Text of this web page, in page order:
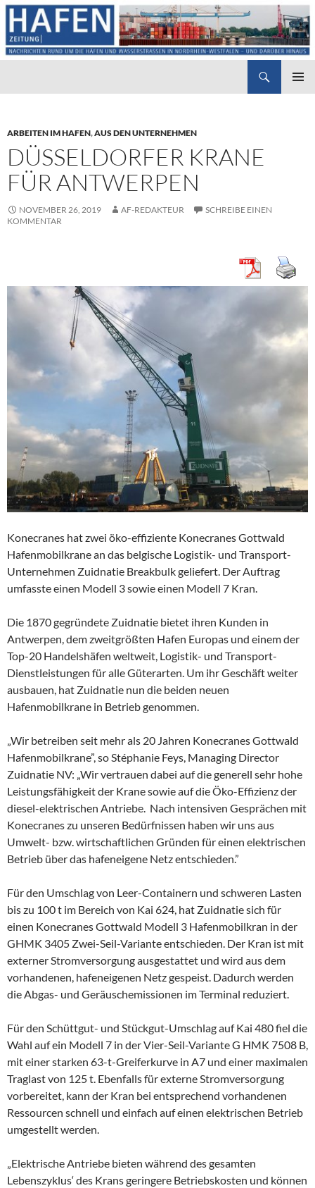
ARBEITEN IM HAFEN,AUS DEN UNTERNEHMEN
DÜSSELDORFER KRANE
FÜR ANTWERPEN
NOVEMBER 26, 2019 AF-REDAKTEUR
SCHREIBE EINEN
KOMMENTAR
Konecranes hat zwei öko-effiziente Konecranes Gottwald
Hafenmobilkrane an das belgische Logistik- und Transport-
Unternehmen Zuidnatie Breakbulk geliefert. Der Auftrag
umfasste einen Modell 3 sowie einen Modell 7 Kran.
Die 1870 gegründete Zuidnatie bietet ihren Kunden in
Antwerpen, dem zweitgrößten Hafen Europas und einem der
Top-20 Handelshäfen weltweit, Logistik- und Transport-
Dienstleistungen für alle Güterarten. Um ihr Geschäft weiter
ausbauen, hat Zuidnatie nun die beiden neuen
Hafenmobilkrane in Betrieb genommen.
„Wir betreiben seit mehr als 20 Jahren Konecranes Gottwald
Hafenmobilkrane”, so Stéphanie Feys, Managing Director
Zuidnatie NV: „Wir vertrauen dabei auf die generell sehr hohe
Leistungsfähigkeit der Krane sowie auf die Öko-Effizienz der
diesel-elektrischen Antriebe. Nach intensiven Gesprächen mit
Konecranes zu unseren Bedürfnissen haben wir uns aus
Umwelt- bzw. wirtschaftlichen Gründen für einen elektrischen
Betrieb über das hafeneigene Netz entschieden.”
Für den Umschlag von Leer-Containern und schweren Lasten
bis zu 100 t im Bereich von Kai 624, hat Zuidnatie sich für
einen Konecranes Gottwald Modell 3 Hafenmobilkran in der
GHMK 3405 Zwei-Seil-Variante entschieden. Der Kran ist mit
externer Stromversorgung ausgestattet und wird aus dem
vorhandenen, hafeneigenen Netz gespeist. Dadurch werden
die Abgas- und Geräuschemissionen im Terminal reduziert.
Für den Schüttgut- und Stückgut-Umschlag auf Kai 480 fiel die
Wahl auf ein Modell 7 in der Vier-Seil-Variante G HMK 7508 B,
mit einer starken 63-t-Greiferkurve in A7 und einer maximalen
Traglast von 125 t. Ebenfalls für externe Stromversorgung
vorbereitet, kann der Kran bei entsprechend vorhandenen
Ressourcen schnell und einfach auf einen elektrischen Betrieb
umgestellt werden.
„Elektrische Antriebe bieten während des gesamten
Lebenszyklus‘ des Krans geringere Betriebskosten und können